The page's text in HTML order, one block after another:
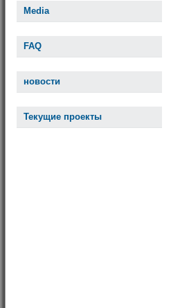
Media
FAQ
новости
Текущие проекты